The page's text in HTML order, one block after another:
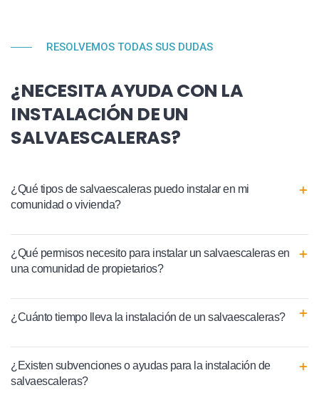
RESOLVEMOS TODAS SUS DUDAS
¿NECESITA AYUDA CON LA
INSTALACIÓN DE UN
SALVAESCALERAS?
¿Qué tipos de salvaescaleras puedo instalar en mi
comunidad o vivienda?
¿Qué permisos necesito para instalar un salvaescaleras en
una comunidad de propietarios?
¿Cuánto tiempo lleva la instalación de un salvaescaleras?
¿Existen subvenciones o ayudas para la instalación de
salvaescaleras?